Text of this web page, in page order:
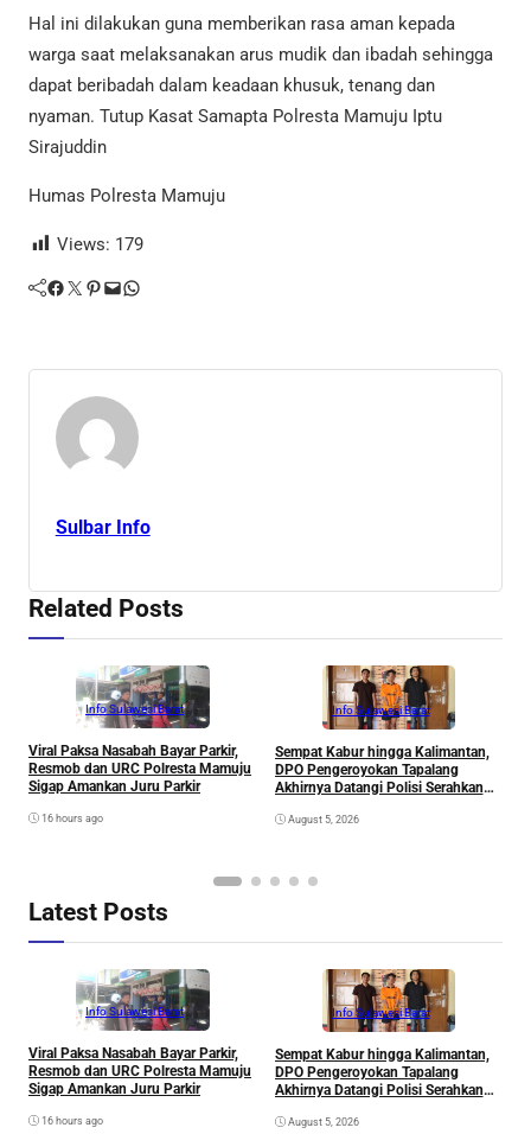
Hal ini dilakukan guna memberikan rasa aman kepada
warga saat melaksanakan arus mudik dan ibadah sehingga
dapat beribadah dalam keadaan khusuk, tenang dan
nyaman. Tutup Kasat Samapta Polresta Mamuju Iptu
Sirajuddin
Humas Polresta Mamuju
Views: 179
Facebook Twitter Pinterest Mail WhatsApp
Sulbar Info
Related Posts
Info Sulawesi Barat
Viral Paksa Nasabah Bayar Parkir,
Resmob dan URC Polresta Mamuju
Sigap Amankan Juru Parkir
16 hours ago
Info Sulawesi Barat
Sempat Kabur hingga Kalimantan,
DPO Pengeroyokan Tapalang
Akhirnya Datangi Polisi Serahkan
August 5, 2026
Latest Posts
Info Sulawesi Barat
Viral Paksa Nasabah Bayar Parkir,
Resmob dan URC Polresta Mamuju
Sigap Amankan Juru Parkir
16 hours ago
Info Sulawesi Barat
Sempat Kabur hingga Kalimantan,
DPO Pengeroyokan Tapalang
Akhirnya Datangi Polisi Serahkan
August 5, 2026